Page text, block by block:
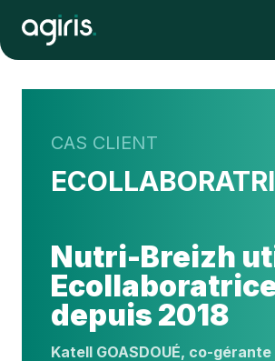
CAS CLIENT
Nutri-Breizh
depuis 2018
Katell GOASDOUÉ, co-gérante